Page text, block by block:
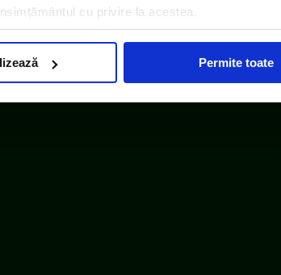
cu privire la acestea.
Permite toate
PRONEXA și al Coaliției PRO DEEE România